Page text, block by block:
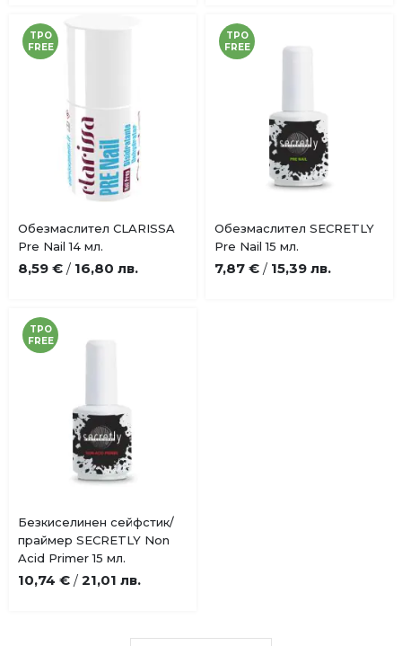
TPO
FREE
любими
Купи
Обезмаслител CLARISSA
Pre Nail 14 мл.
8,59 € / 16,80 лв.
TPO
FREE
любими
Обезмаслител SECRETLY
Pre Nail 15 мл.
7,87 € / 15,39 лв.
TPO
FREE
Добави
в
любими
Купи
Безкиселинен сейфстик/
праймер SECRETLY Non
Acid Primer 15 мл.
10,74 € / 21,01 лв.